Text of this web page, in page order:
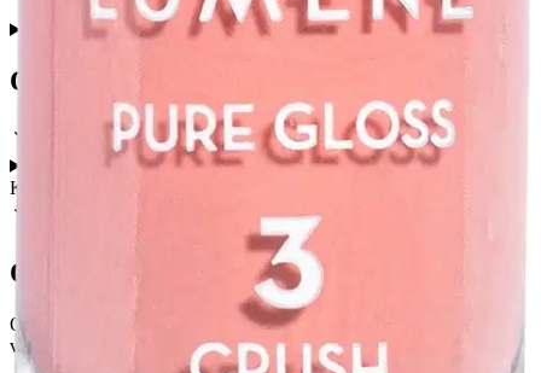
Ominaisuudet
Käyttöturvallisuus
Oletko tyytyväinen tuotetietoihin?
Ovatko tuotetiedot riittävät? Jos tuotetiedoissa on puutteita tai niitä
voisi muuten parantaa, anna palautetta.